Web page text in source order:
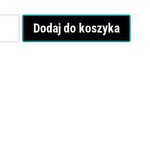
Dodaj do koszyka